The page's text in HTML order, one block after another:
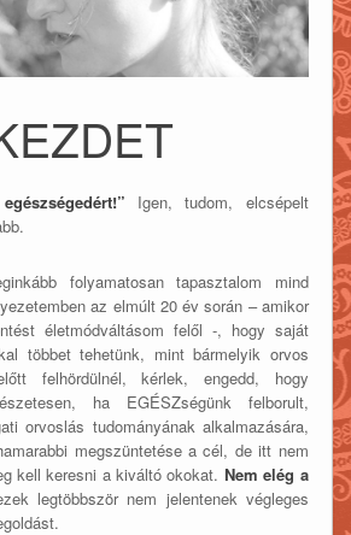
Igen, tudom, elcsépelt
folyamatosan tapasztalom mind
az elmúlt 20 év során – amikor
életmódváltásom felől -, hogy saját
többet tehetünk, mint bármelyik orvos
felhördülnél, kérlek, engedd, hogy
ha EGÉSZségünk felborult,
orvoslás tudományának alkalmazására,
megszüntetése a cél, de itt nem
kell keresni a kiváltó okokat. Nem elég a
legtöbbször nem jelentenek végleges